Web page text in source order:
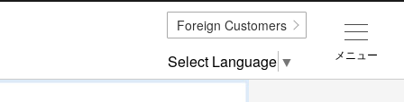
メニュー
Foreign Customers
Select Language ▼